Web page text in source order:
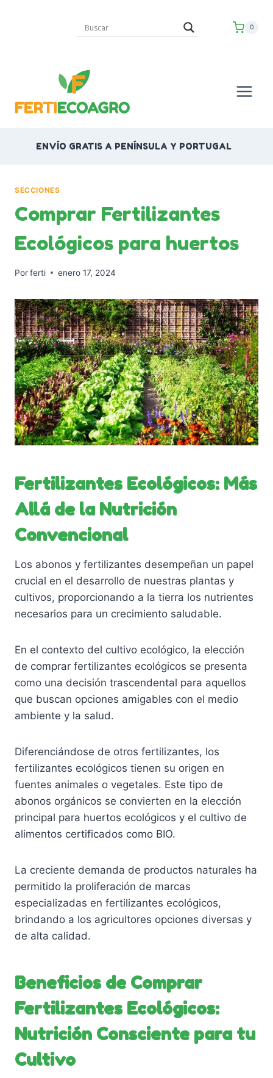
0
ENVÍO GRATIS A PENÍNSULA Y PORTUGAL
SECCIONES
Comprar Fertilizantes
Ecológicos para huertos
Porferti enero 17, 2024
Fertilizantes Ecológicos: Más
Allá de la Nutrición
Convencional
Los abonos y fertilizantes desempeñan un papel
crucial en el desarrollo de nuestras plantas y
cultivos, proporcionando a la tierra los nutrientes
necesarios para un crecimiento saludable.
En el contexto del cultivo ecológico, la elección
de comprar fertilizantes ecológicos se presenta
como una decisión trascendental para aquellos
que buscan opciones amigables con el medio
ambiente y la salud.
Diferenciándose de otros fertilizantes, los
fertilizantes ecológicos tienen su origen en
fuentes animales o vegetales. Este tipo de
abonos orgánicos se convierten en la elección
principal para huertos ecológicos y el cultivo de
alimentos certificados como BIO.
La creciente demanda de productos naturales ha
permitido la proliferación de marcas
especializadas en fertilizantes ecológicos,
brindando a los agricultores opciones diversas y
de alta calidad.
Beneficios de Comprar
Fertilizantes Ecológicos:
Nutrición Consciente para tu
Cultivo